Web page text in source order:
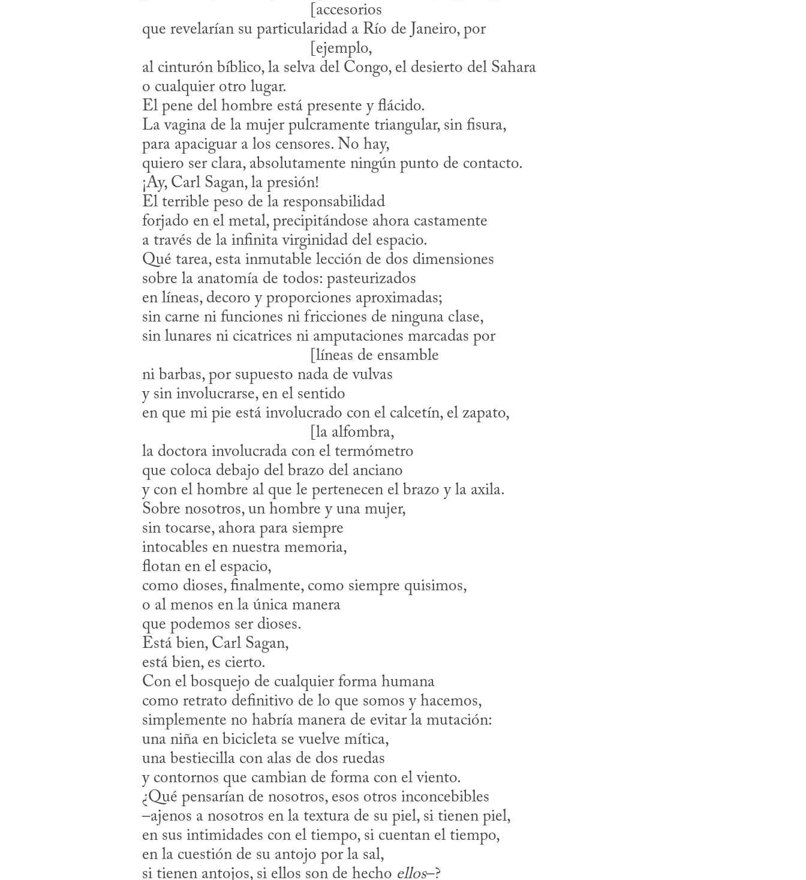
					[accesorios
que revelarían su particularidad a Río de Janeiro, por
					[ejemplo,
al cinturón bíblico, la selva del Congo, el desierto del Sahara
o cualquier otro lugar.
El pene del hombre está presente y flácido.
La vagina de la mujer pulcramente triangular, sin fisura,
para apaciguar a los censores. No hay,
quiero ser clara, absolutamente ningún punto de contacto.
¡Ay, Carl Sagan, la presión!
El terrible peso de la responsabilidad
forjado en el metal, precipitándose ahora castamente
a través de la infinita virginidad del espacio.
Qué tarea, esta inmutable lección de dos dimensiones
sobre la anatomía de todos: pasteurizados
en líneas, decoro y proporciones aproximadas;
sin carne ni funciones ni fricciones de ninguna clase,
sin lunares ni cicatrices ni amputaciones marcadas por
					[líneas de ensamble
ni barbas, por supuesto nada de vulvas
y sin involucrarse, en el sentido
en que mi pie está involucrado con el calcetín, el zapato,
					[la alfombra,
la doctora involucrada con el termómetro
que coloca debajo del brazo del anciano
y con el hombre al que le pertenecen el brazo y la axila.
Sobre nosotros, un hombre y una mujer,
sin tocarse, ahora para siempre
intocables en nuestra memoria,
flotan en el espacio,
como dioses, finalmente, como siempre quisimos,
o al menos en la única manera
que podemos ser dioses.
Está bien, Carl Sagan,
está bien, es cierto.
Con el bosquejo de cualquier forma humana
como retrato definitivo de lo que somos y hacemos,
simplemente no habría manera de evitar la mutación:
una niña en bicicleta se vuelve mítica,
una bestiecilla con alas de dos ruedas
y contornos que cambian de forma con el viento.
¿Qué pensarían de nosotros, esos otros inconcebibles
–ajenos a nosotros en la textura de su piel, si tienen piel,
en sus intimidades con el tiempo, si cuentan el tiempo,
en la cuestión de su antojo por la sal,
si tienen antojos, si ellos son de hecho ellos–?